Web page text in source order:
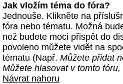
Jak vložím téma do fóra?
Jednouše. Klikněte na
fóra nebo tématu. Možná
než budete moci přispět do
povoleno můžete vidět na
tématu (Např. Můžete přidat
Můžete hlasovat v tomto fóru,
Návrat nahoru